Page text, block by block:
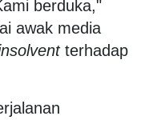
berduka,"
awak media
terhadap